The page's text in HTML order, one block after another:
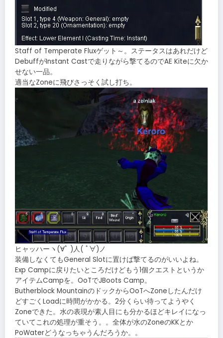
Staff of Temperate Fluxゲット～。ステータスはあれだけど
DebuffがInstant Castで走りながら撃てるのでAE Kiteに欠か
せない一品。
適当なZoneに飛びさっそく試し打ち。
ヒャッハーヽ(∀ﾟ )人( ﾟ∀)ノ
装備しなくてもGeneral Slotに置けば撃てるのがいいよね。
Exp Campに戻りたいところだけどもう1個クエストというか
アイテムCampを。OoTでJBoots Camp。
Butherblock MountainのドックからOoTへZoneしたんだけ
どすごくLoadに時間がかかる。2分くらい待ってようやく
Zoneできた。水の表現が素人目にも分かるほどキレイになっ
ていてこれの処理が重そう。。全体が水のZoneのKKとか
PoWaterどうなっちゃうんだろうか。。